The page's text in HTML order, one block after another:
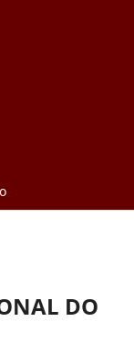
DO